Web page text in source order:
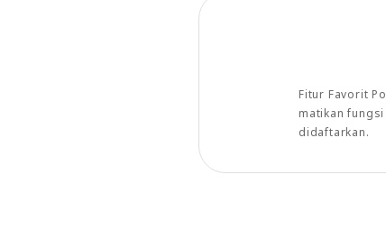
Fitur Favorit
matikan
didaftarkan.